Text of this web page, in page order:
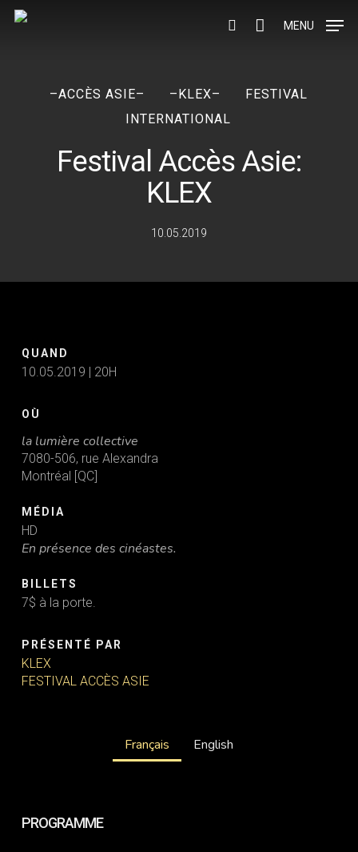
Skip
search
MENU
–ACCÈS ASIE– –KLEX–
FESTIVAL
INTERNATIONAL
Festival Accès Asie:
KLEX
10.05.2019
QUAND
10.05.2019 | 20H
OÙ
la lumière collective
7080-506, rue Alexandra
Montréal [QC]
MÉDIA
HD
En présence des cinéastes.
BILLETS
7$ à la porte.
PRÉSENTÉ PAR
KLEX
FESTIVAL ACCÈS ASIE
Français English
PROGRAMME